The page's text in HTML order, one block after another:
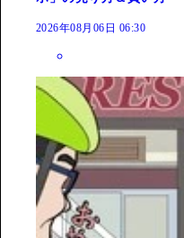
2026年08月06日 06:30